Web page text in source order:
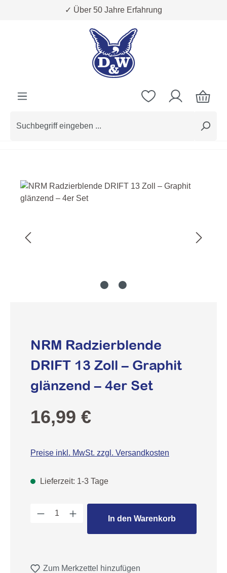
Zum Hauptinhalt springen✓ Über 50 Jahre Erfahrung
Bildergalerie überspringen
NRM Radzierblende
DRIFT 13 Zoll – Graphit
glänzend – 4er Set
Regulärer Preis:
16,99 €
Preise inkl. MwSt. zzgl. Versandkosten
Lieferzeit: 1-3 Tage
Produkt Anzahl: Gib den
In den Warenkorb
Zum Merkzettel hinzufügen